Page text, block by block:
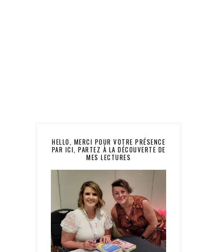
HELLO, MERCI POUR VOTRE PRÉSENCE
PAR ICI, PARTEZ À LA DÉCOUVERTE DE
MES LECTURES